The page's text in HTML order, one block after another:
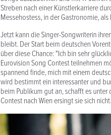
Streben nach einer Künstlerkarriere
Messehostess, in der Gastronomie,
Jetzt kann die Singer-Songwriterin
bleibt. Der Start beim deutschen
über diese Chance: "Ich bin sehr
Eurovision Song Contest teilnehmen
spannend finde, mich mit einem
wird bestimmt ein interessanter und
beim Publikum gut an, schafft es unter
Contest nach Wien ersingt sie sich nicht.